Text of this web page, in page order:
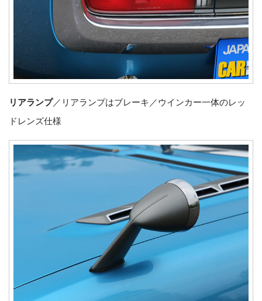
リアランプ／リアランプはブレーキ／ウインカー一体のレッ
ドレンズ仕様